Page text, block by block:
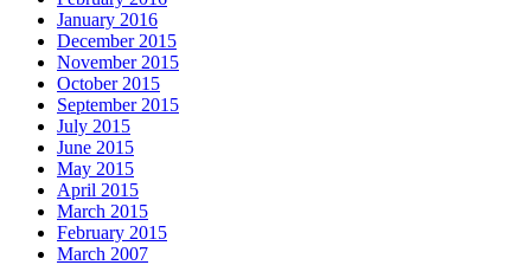
January 2016
December 2015
November 2015
October 2015
September 2015
July 2015
June 2015
May 2015
April 2015
March 2015
February 2015
March 2007